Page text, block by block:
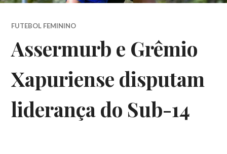
FUTEBOL FEMININO
Assermurb e Grêmio
Xapuriense disputam
liderança do Sub-14